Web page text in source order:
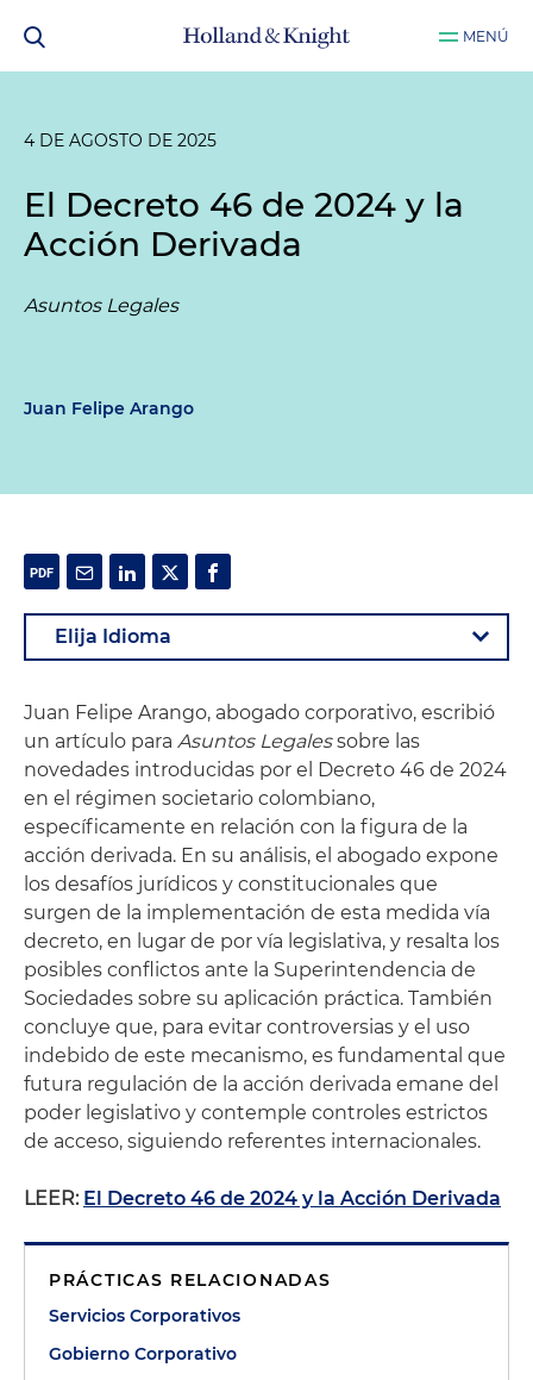
MENÚ
4 DE AGOSTO DE 2025
El Decreto 46 de 2024 y la
Acción Derivada
Asuntos Legales
Juan Felipe Arango
Juan Felipe Arango, abogado corporativo, escribió
un artículo para Asuntos Legalessobre las
novedades introducidas por el Decreto 46 de 2024
en el régimen societario colombiano,
específicamente en relación con la figura de la
acción derivada. En su análisis, el abogado expone
los desafíos jurídicos y constitucionales que
surgen de la implementación de esta medida vía
decreto, en lugar de por vía legislativa, y resalta los
posibles conflictos ante la Superintendencia de
Sociedades sobre su aplicación práctica. También
concluye que, para evitar controversias y el uso
indebido de este mecanismo, es fundamental que
futura regulación de la acción derivada emane del
poder legislativo y contemple controles estrictos
de acceso, siguiendo referentes internacionales.
LEER: El Decreto 46 de 2024 y la Acción Derivada
PRÁCTICAS RELACIONADAS
Servicios Corporativos
Gobierno Corporativo